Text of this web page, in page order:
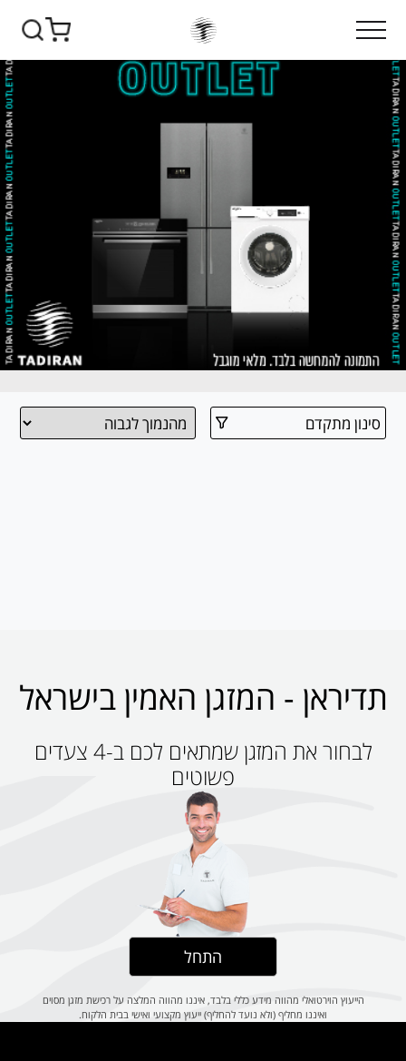
סינון מתקדם
תדיראן - המזגן האמין בישראל
לבחור את המזגן שמתאים לכם ב-4 צעדים
פשוטים
התחל
הייעוץ הוירטואלי מהווה מידע כללי בלבד, איננו מהווה המלצה על רכישת מזגן מסוים
ואיננו מחליף (ולא נועד להחליף) ייעוץ מקצועי ואישי בבית הלקוח.